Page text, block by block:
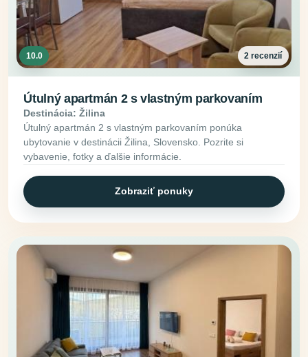
10.0 2 recenzií
Útulný apartmán 2 s vlastným parkovaním
Destinácia: Žilina
Útulný apartmán 2 s vlastným parkovaním ponúka
ubytovanie v destinácii Žilina, Slovensko. Pozrite si
vybavenie, fotky a ďalšie informácie.
Zobraziť ponuky